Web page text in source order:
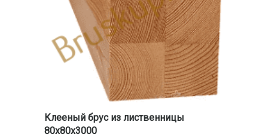
Клееный брус из лиственницы
80х80х3000